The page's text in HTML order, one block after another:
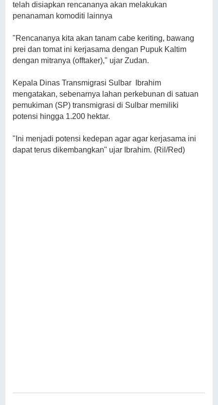
telah disiapkan rencananya akan melakukan
penanaman komoditi lainnya
"Rencananya kita akan tanam cabe keriting, bawang
prei dan tomat ini kerjasama dengan Pupuk Kaltim
dengan mitranya (offtaker)," ujar Zudan.
Kepala Dinas Transmigrasi Sulbar Ibrahim
mengatakan, sebenarnya lahan perkebunan di satuan
pemukiman (SP) transmigrasi di Sulbar memiliki
potensi hingga 1.200 hektar.
"Ini menjadi potensi kedepan agar agar kerjasama ini
dapat terus dikembangkan" ujar Ibrahim. (Ril/Red)